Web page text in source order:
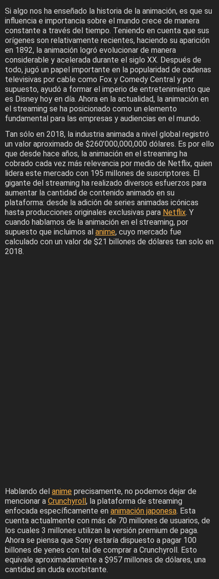
Si algo nos ha enseñado la historia de la animación, es que su
influencia e importancia sobre el mundo crece de manera
constante a través del tiempo. Teniendo en cuenta que sus
orígenes son relativamente recientes, haciendo su aparición
en 1892, la animación logró evolucionar de manera
considerable y acelerada durante el siglo XX. Después de
todo, jugó un papel importante en la popularidad de cadenas
televisivas por cable como Fox y Comedy Central y por
supuesto, ayudó a formar el imperio de entretenimiento que
es Disney hoy en día. Ahora en la actualidad, la animación en
el streaming se ha posicionado como un elemento
fundamental para las empresas y audiencias en el mundo.
Tan sólo en 2018, la industria animada a nivel global registró
un valor aproximado de $260’000,000,000 dólares. Es por ello
que desde hace años, la animación en el streaming ha
cobrado cada vez más relevancia por medio de Netflix, quien
lidera este mercado con 195 millones de suscriptores. El
gigante del streaming ha realizado diversos esfuerzos para
aumentar la cantidad de contenido animado en su
plataforma: desde la adición de series animadas icónicas
hasta producciones originales exclusivas para Netflix. Y
cuando hablamos de la animación en el streaming, por
supuesto que incluimos al anime, cuyo mercado fue
calculado con un valor de $21 billones de dólares tan solo en
2018.
Hablando del anime precisamente, no podemos dejar de
mencionar a Crunchyroll, la plataforma de streaming
enfocada específicamente en animación japonesa. Esta
cuenta actualmente con más de 70 millones de usuarios, de
los cuales 3 millones utilizan la versión premium de paga.
Ahora se piensa que Sony estaría dispuesto a pagar 100
billones de yenes con tal de comprar a Crunchyroll. Esto
equivale aproximadamente a $957 millones de dólares, una
cantidad sin duda exorbitante.